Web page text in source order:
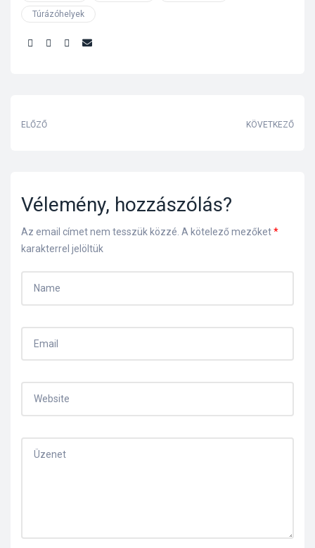
Túrázóhelyek
ELŐZŐ KÖVETKEZŐ
Vélemény, hozzászólás?
Az email címet nem tesszük közzé. A kötelező mezőket*
karakterrel jelöltük